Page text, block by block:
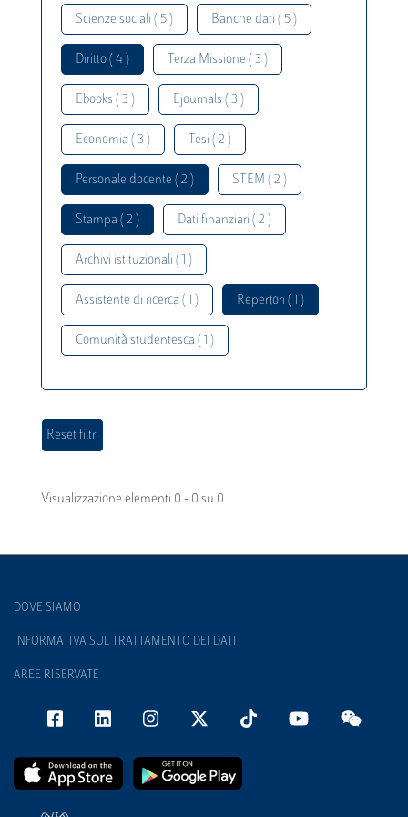
Scienze sociali ( 5 ) Banche dati ( 5 )
Diritto ( 4 ) Terza Missione ( 3 )
Ebooks ( 3 ) Ejournals ( 3 )
Economia ( 3 ) Tesi ( 2 )
Personale docente ( 2 ) STEM ( 2 )
Stampa ( 2 ) Dati finanziari ( 2 )
Archivi istituzionali ( 1 )
Assistente di ricerca ( 1 ) Repertori ( 1 )
Comunità studentesca ( 1 )
Visualizzazione elementi 0 - 0 su 0
DOVE SIAMO
INFORMATIVA SUL TRATTAMENTO DEI DATI
AREE RISERVATE